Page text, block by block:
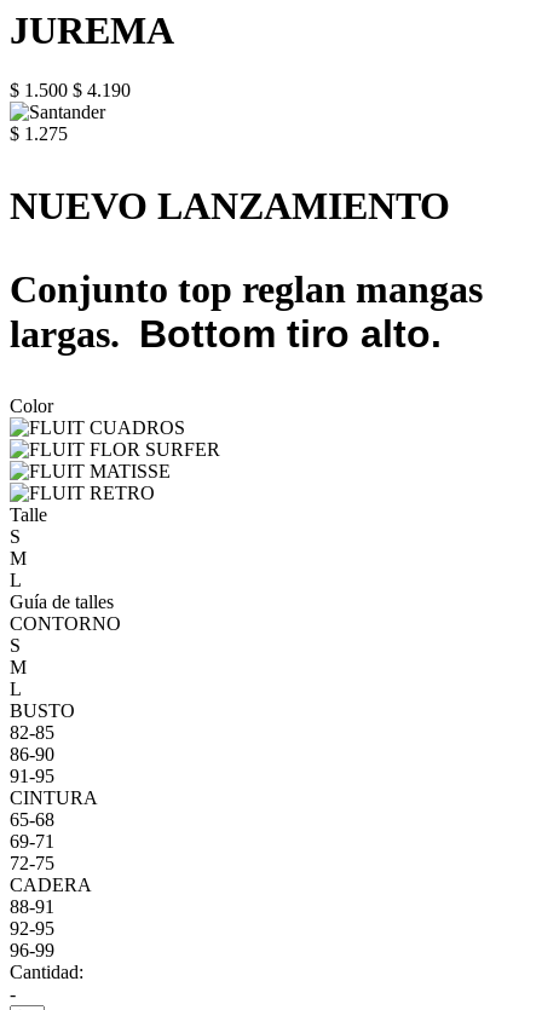
JUREMA
$ 1.500 $ 4.190
$ 1.275
NUEVO LANZAMIENTO
Conjunto top reglan mangas
largas. Bottom tiro alto.
Color
Talle
S
M
L
Guía de talles
CONTORNO
S
M
L
BUSTO
82-85
86-90
91-95
CINTURA
65-68
69-71
72-75
CADERA
88-91
92-95
96-99
Cantidad:
-